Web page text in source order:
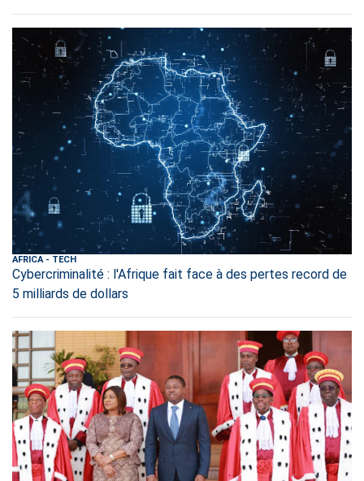
AFRICA - TECH
Cybercriminalité : l'Afrique fait face à des pertes record de
5 milliards de dollars